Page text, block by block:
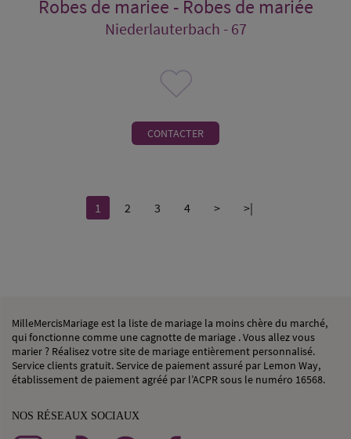
Robes de mariee - Robes de mariée
Niederlauterbach - 67
CONTACTER
1 2 3 4 > >|
MilleMercisMariage est la liste de mariage la moins chère du marché,
qui fonctionne comme une cagnotte de mariage . Vous allez vous
marier ? Réalisez votre site de mariage entièrement personnalisé.
Service clients gratuit. Service de paiement assuré par Lemon Way,
établissement de paiement agréé par l’ACPR sous le numéro 16568.
NOS RÉSEAUX SOCIAUX